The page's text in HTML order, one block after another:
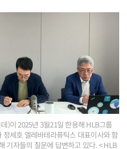
)이 2025년 3월21일 한용해 HLB그룹
세호 엘레바테라퓨틱스 대표이사와 함
기자들의 질문에 답변하고 있다. < HLB